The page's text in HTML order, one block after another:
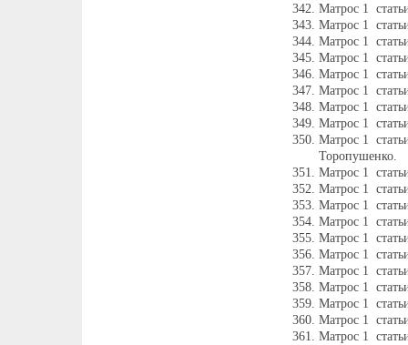
Матрос 1
Матрос 1
Матрос 1
Матрос 1
Матрос 1
Матрос 1
Матрос 1
Матрос 1
Матрос 1
Торопушенко.
Матрос 1
Матрос 1
Матрос 1
Матрос 1
Матрос 1
Матрос 1
Матрос 1
Матрос 1
Матрос 1
Матрос 1
Матрос 1